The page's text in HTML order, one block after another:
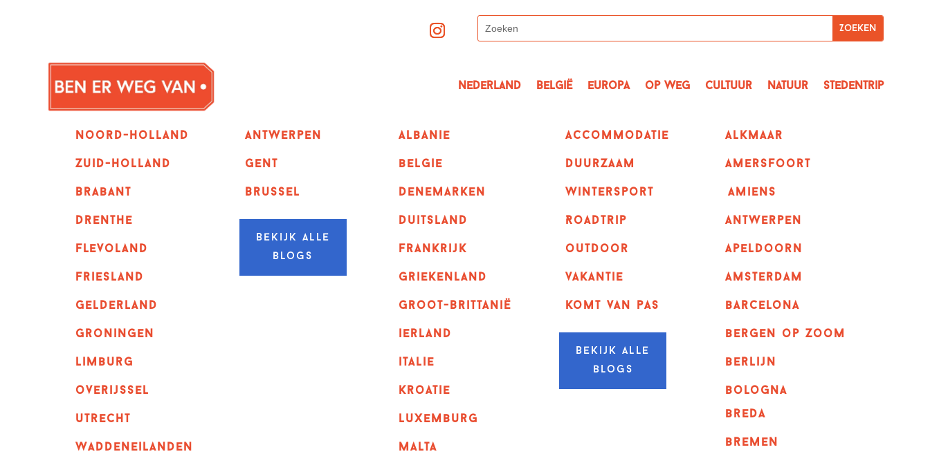
Nederland België Europa op Weg Cultuur Natuur Stedentrip
Noord-holland
zuid-holland
Brabant
Drenthe
Flevoland
Friesland
Gelderland
Groningen
Limburg
overijssel
utrecht
Waddeneilanden
Antwerpen
GENT
Brussel
Bekijk alle
blogs
albanie
belgie
denemarken
duitsland
frankrijk
griekenland
Groot-Brittanië
ierland
italie
kroatie
luxemburg
malta
Accommodatie
Duurzaam
wintersport
Roadtrip
outdoor
vakantie
komt van pas
Bekijk alle
blogs
alkmaar
amersfoort
amiens
Antwerpen
apeldoorn
Amsterdam
barcelona
bergen op zoom
berlijn
bologna
breda
bremen